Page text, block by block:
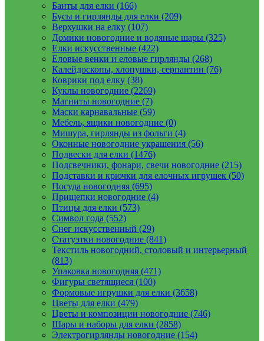
Банты для елки (166)
Бусы и гирлянды для елки (209)
Верхушки на елку (107)
Домики новогодние и водяные шары (325)
Елки искусственные (422)
Еловые венки и еловые гирлянды (268)
Калейдоскопы, хлопушки, серпантин (76)
Коврики под елку (38)
Куклы новогодние (2269)
Магниты новогодние (7)
Маски карнавальные (59)
Мебель, ящики новогодние (0)
Мишура, гирлянды из фольги (4)
Оконные новогодние украшения (56)
Подвески для елки (1476)
Подсвечники, фонари, свечи новогодние (215)
Подставки и крючки для елочных игрушек (50)
Посуда новогодняя (695)
Прищепки новогодние (4)
Птицы для елки (573)
Символ года (552)
Снег искусственный (29)
Статуэтки новогодние (841)
Текстиль новогодний, столовый и интерьерный
(813)
Упаковка новогодняя (471)
Фигуры светящиеся (100)
Формовые игрушки для елки (3658)
Цветы для елки (479)
Цветы и композиции новогодние (746)
Шары и наборы для елки (2858)
Электрогирлянды новогодние (154)